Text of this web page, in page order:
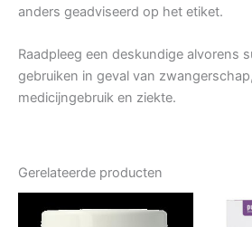
anders geadviseerd op het etiket.
Raadpleeg een deskundige alvorens
gebruiken in geval van
medicijngebruik en ziekte.
Gerelateerde producten